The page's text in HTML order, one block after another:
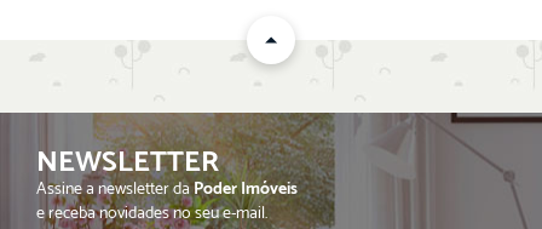
NEWSLETTER
Assine a newsletter daPoder Imóveis
e receba novidades no seu e-mail.